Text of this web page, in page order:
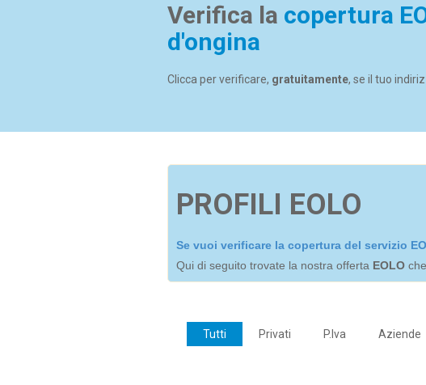
Verifica la copertura
d'ongina
Clicca per verificare, gratuitamente, se il tuo
PROFILI EOLO
Se vuoi verificare la copertura del servizio
Qui di seguito trovate la nostra offerta EOLO
Tutti Privati P.Iva Aziende